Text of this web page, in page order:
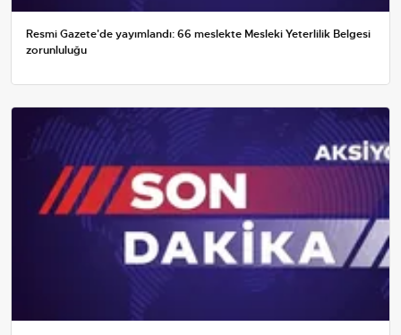
Resmi Gazete'de yayımlandı: 66 meslekte Mesleki Yeterlilik Belgesi
zorunluluğu